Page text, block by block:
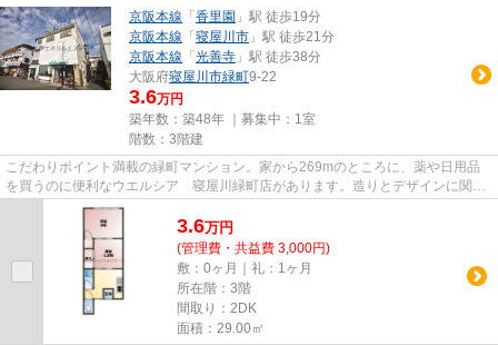
京阪本線 「 香里園 」駅 徒歩19分
京阪本線 「 寝屋川市 」駅 徒歩21分
京阪本線 「 光善寺 」駅 徒歩38分
大阪府寝屋川市緑町9-22
3.6万円
築年数：築48年 ｜募集中： 1室
階数：3階建
こだわりポイント満載の緑町マンション。家から269mのところに、薬や日用品
を買うのに便利なウエルシア 寝屋川緑町店があります。造りとデザインに関し
て、自信をもって情報を提供で...
3.6万円
(管理費・共益費 3,000円)
敷：0ヶ月｜礼：1ヶ月
所在階：3階
間取り：2DK
面積：29.00㎡